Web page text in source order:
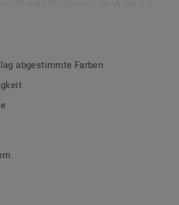
abgestimmten Farben sorgen Sie für
abgestimmte Farben